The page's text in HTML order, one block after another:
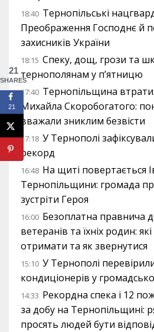
18:40 Тернопільські
Преображення Господнє й
захисників України
18:15 Спеку, дощ, грози та
тернополянам у п’ятницю
17:40 Тернопільщина
Михайла Скоробогатого:
вважали зниклим безвісти
17:18 У Тернополі
рекорд
16:48 На щиті повертається
Тернопільщини: громада
зустріти Героя
16:00 Безоплатна правнича
ветеранів та їхніх родин:
отримати та як звернутися
15:10 У Тернополі
кондиціонерів у
14:33 Рекордна спека і 12
за добу на Тернопільщині:
просять людей бути
21
SHARES
21